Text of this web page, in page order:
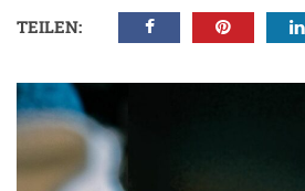
TEILEN: